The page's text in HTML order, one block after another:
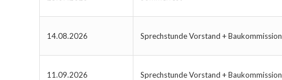
14.08.2026 Sprechstunde Vorstand + Baukommission
11.09.2026 Sprechstunde Vorstand + Baukommission